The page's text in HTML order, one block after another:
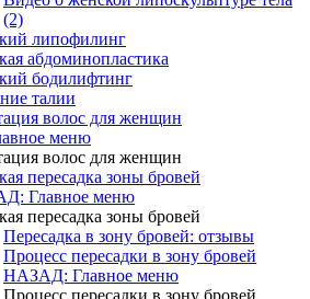
(2)
липофилинг
абдоминопластика
бодилифтинг
талии
волос для женщин
меню
волос для женщин
пересадка зоны бровей
Главное меню
пересадка зоны бровей
Пересадка в зону бровей: отзывы
Процесс пересадки в зону бровей
НАЗАД: Главное меню
Процесс пересадки в зону бровей